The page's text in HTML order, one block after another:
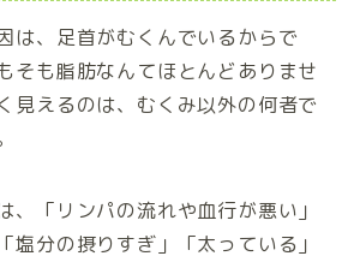
は、足首がむくんでいるからで
そも脂肪なんてほとんどありませ
見えるのは、むくみ以外の何者で
、「リンパの流れや血行が悪い」
塩分の摂りすぎ」「太っている」